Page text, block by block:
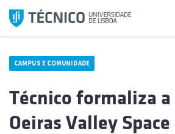
Saltar
para
CAMPUS E COMUNIDADE
Técnico formaliza a
Oeiras Valley